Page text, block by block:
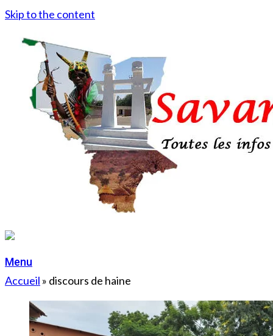
Skip to the content
Menu
Accueil » discours de haine